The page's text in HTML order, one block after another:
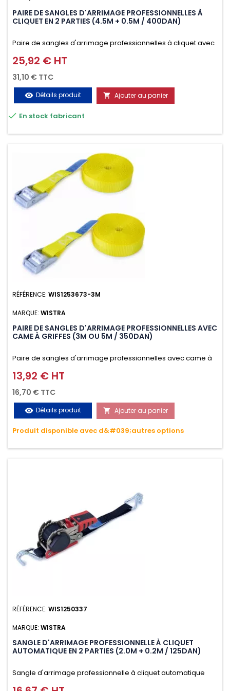
PAIRE DE SANGLES D'ARRIMAGE PROFESSIONNELLES À
CLIQUET EN 2 PARTIES (4.5M + 0.5M / 400DAN)
Paire de sangles d'arrimage professionnelles à cliquet avec
crochet en 2 parties (4.5M + 0.5M / 400daN), simple et rapide
d'utilisation. Permet d'arrimer et de sécuriser
vos chargements pendant le transport. Matière polyester
très résistante aux UV et aux variations de températures,
n'absorbe pas l'eau.
Prix
25,92 € HT
31,10 € TTC
visibility Détails produit  Ajouter au panier
 En stock fabricant
RÉFÉRENCE: WIS1253673-3M
MARQUE: WISTRA
PAIRE DE SANGLES D'ARRIMAGE PROFESSIONNELLES AVEC
CAME À GRIFFES (3M OU 5M / 350DAN)
Paire de sangles d'arrimage professionnelles avec came à
griffes (3M ou 5M / 350daN), simple et rapide d'utilisation.
Permet d'arrimer et de sécuriser vos chargements pendant
le transport. Matière polyester très résistante aux UV et aux
variations de températures, n'absorbe pas l'eau.
Prix
13,92 € HT
16,70 € TTC
visibility Détails produit  Ajouter au panier
Produit disponible avec d&#039;autres options
RÉFÉRENCE: WIS1250337
MARQUE: WISTRA
SANGLE D'ARRIMAGE PROFESSIONNELLE À CLIQUET
AUTOMATIQUE EN 2 PARTIES (2.0M + 0.2M / 125DAN)
Sangle d'arrimage professionnelle à cliquet automatique
avec crochet deux doigts soudés en J en 2 parties (2.0M +